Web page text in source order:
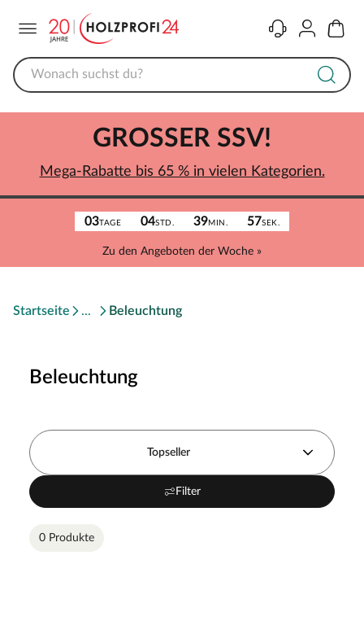
KontaktKonto
03TAGE 04STD. 39MIN. 57SEK.
Zu den Angeboten der Woche »
GROSSER SSV!
Mega-Rabatte bis 65 % in vielen Kategorien.
Startseite Beleuchtung
Beleuchtung
Topseller
Filter
0 Produkte